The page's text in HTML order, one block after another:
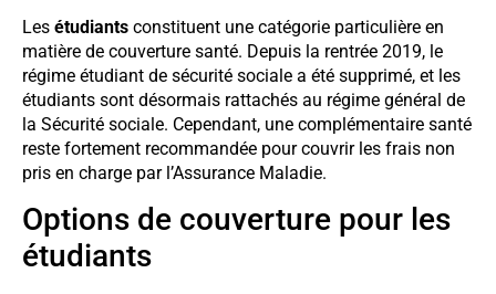
Les étudiants constituent une catégorie particulière en
matière de couverture santé. Depuis la rentrée 2019, le
régime étudiant de sécurité sociale a été supprimé, et les
étudiants sont désormais rattachés au régime général de
la Sécurité sociale. Cependant, une complémentaire santé
reste fortement recommandée pour couvrir les frais non
pris en charge par l’Assurance Maladie.
Options de couverture pour les
étudiants